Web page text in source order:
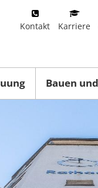
Kontakt Karriere
Bauen